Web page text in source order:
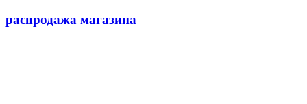
распродажа магазина